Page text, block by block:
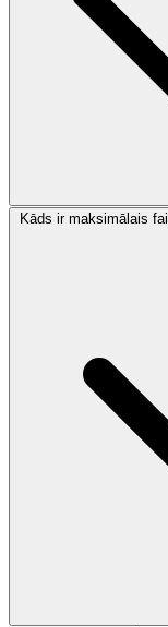
Kāds ir maksimālais